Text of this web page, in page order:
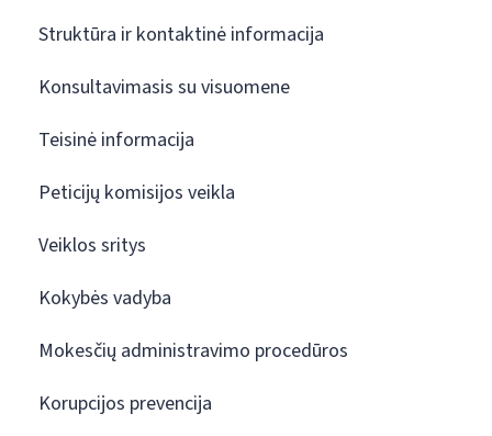
Struktūra ir kontaktinė informacija
Konsultavimasis su visuomene
Teisinė informacija
Peticijų komisijos veikla
Veiklos sritys
Kokybės vadyba
Mokesčių administravimo procedūros
Korupcijos prevencija